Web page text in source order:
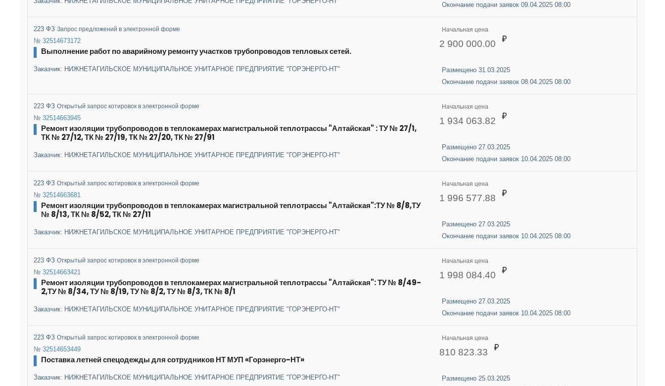
Окончание подачи заявок 09.04.2025 08:00
223 ФЗЗапрос предложений в электронной форме
№ 32514673172
Выполнение работ по аварийному ремонту участков трубопроводов тепловых сетей.
Заказчик: НИЖНЕТАГИЛЬСКОЕ МУНИЦИПАЛЬНОЕ УНИТАРНОЕ ПРЕДПРИЯТИЕ "ГОРЭНЕРГО-НТ"
Начальная цена
2 900 000.00
Размещено 31.03.2025
Окончание подачи заявок 08.04.2025 08:00
223 ФЗОткрытый запрос котировок в электронной форме
№ 32514663945
Ремонт изоляции трубопроводов в теплокамерах магистральной теплотрассы "Алтайская" : ТУ № 27/1,
ТК № 27/12, ТК № 27/19, ТК № 27/20, ТК № 27/91
Заказчик: НИЖНЕТАГИЛЬСКОЕ МУНИЦИПАЛЬНОЕ УНИТАРНОЕ ПРЕДПРИЯТИЕ "ГОРЭНЕРГО-НТ"
Начальная цена
1 934 063.82
Размещено 27.03.2025
Окончание подачи заявок 10.04.2025 08:00
223 ФЗОткрытый запрос котировок в электронной форме
№ 32514663681
Ремонт изоляции трубопроводов в теплокамерах магистральной теплотрассы "Алтайская":ТУ № 8/8,ТУ
№ 8/13, ТК № 8/52, ТК № 27/11
Заказчик: НИЖНЕТАГИЛЬСКОЕ МУНИЦИПАЛЬНОЕ УНИТАРНОЕ ПРЕДПРИЯТИЕ "ГОРЭНЕРГО-НТ"
Начальная цена
1 996 577.88
Размещено 27.03.2025
Окончание подачи заявок 10.04.2025 08:00
223 ФЗОткрытый запрос котировок в электронной форме
№ 32514663421
Ремонт изоляции трубопроводов в теплокамерах магистральной теплотрассы "Алтайская": ТУ № 8/49-
2,ТУ № 8/34, ТУ № 8/19, ТУ № 8/2, ТУ № 8/3, ТК № 8/1
Заказчик: НИЖНЕТАГИЛЬСКОЕ МУНИЦИПАЛЬНОЕ УНИТАРНОЕ ПРЕДПРИЯТИЕ "ГОРЭНЕРГО-НТ"
Начальная цена
1 998 084.40
Размещено 27.03.2025
Окончание подачи заявок 10.04.2025 08:00
223 ФЗОткрытый запрос котировок в электронной форме
№ 32514653449
Поставка летней спецодежды для сотрудников НТ МУП «Горэнерго-НТ»
Заказчик: НИЖНЕТАГИЛЬСКОЕ МУНИЦИПАЛЬНОЕ УНИТАРНОЕ ПРЕДПРИЯТИЕ "ГОРЭНЕРГО-НТ"
Начальная цена
810 823.33
Размещено 25.03.2025